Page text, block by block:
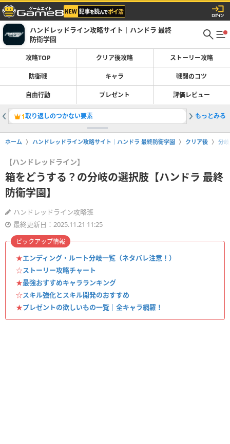
ハンドレッドライン攻略サイト｜ハンドラ 最終
防衛学園
攻略TOP クリア後攻略 ストーリー攻略
防衛戦 キャラ 戦闘のコツ
自由行動 プレゼント 評価レビュー
1取り返しのつかない要素 もっとみる
ホーム ハンドレッドライン攻略サイト｜ハンドラ 最終防衛学園 クリア後 分
【ハンドレッドライン】
箱をどうする？の分岐の選択肢【ハンドラ 最終
防衛学園】
ハンドレッドライン攻略班
最終更新日：2025.11.21 11:25
★エンディング・ルート分岐一覧（ネタバレ注意！）
☆ストーリー攻略チャート
★最強おすすめキャラランキング
☆スキル強化とスキル開発のおすすめ
★プレゼントの欲しいもの一覧｜全キャラ網羅！
ピックアップ情報